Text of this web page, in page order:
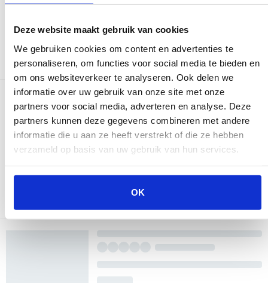
Deze website maakt gebruik van cookies
We gebruiken cookies om content en advertenties te
personaliseren, om functies voor social media te bieden en
om ons websiteverkeer te analyseren. Ook delen we
informatie over uw gebruik van onze site met onze
partners voor social media, adverteren en analyse. Deze
partners kunnen deze gegevens combineren met andere
informatie die u aan ze heeft verstrekt of die ze hebben
verzameld op basis van uw gebruik van hun services.
OK